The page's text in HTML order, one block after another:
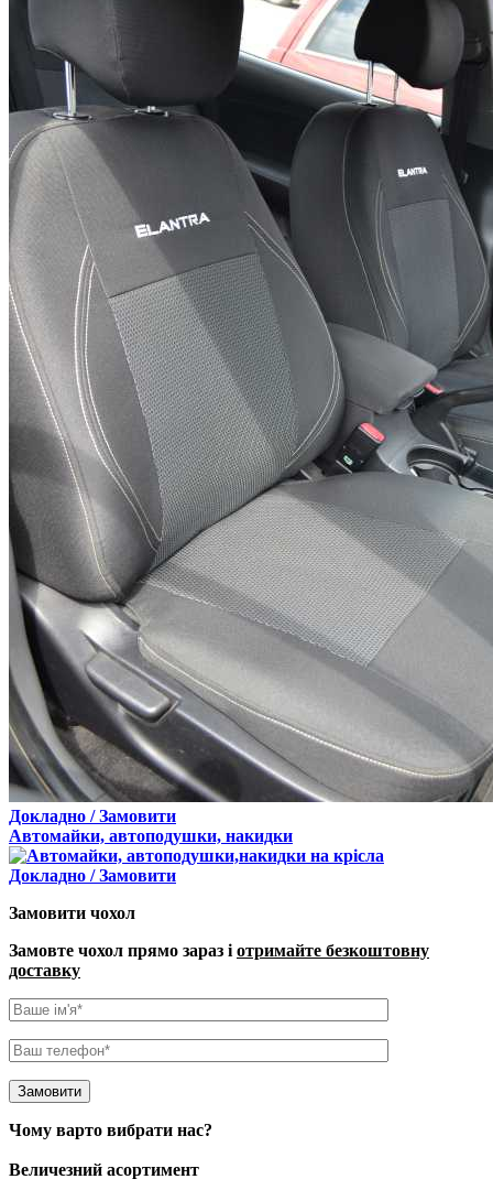
Докладно / Замовити
Автомайки, автоподушки, накидки
Докладно / Замовити
Замовити чохол
Замовте чохол прямо зараз і отримайте безкоштовну
доставку
Чому варто вибрати нас?
Величезний асортимент